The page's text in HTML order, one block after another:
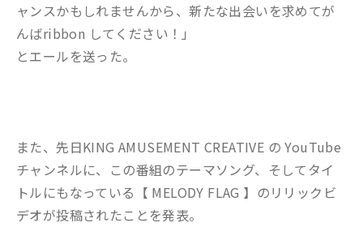
ャンスかもしれませんから、新たな出会いを求めてが
んばribbon してください！」
とエールを送った。
また、先日KING AMUSEMENT CREATIVE の YouTube
チャンネルに、この番組のテーマソング、そしてタイ
トルにもなっている【 MELODY FLAG 】のリリックビ
デオが投稿されたことを発表。